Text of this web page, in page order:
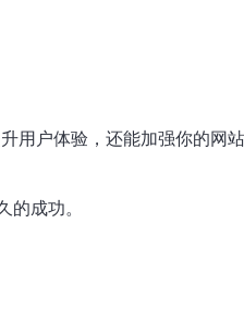
用户体验，还能加强你的网
的成功。